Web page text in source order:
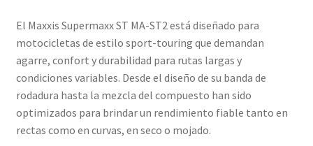
El Maxxis Supermaxx ST MA-ST2 está diseñado para
motocicletas de estilo sport-touring que demandan
agarre, confort y durabilidad para rutas largas y
condiciones variables. Desde el diseño de su banda de
rodadura hasta la mezcla del compuesto han sido
optimizados para brindar un rendimiento fiable tanto en
rectas como en curvas, en seco o mojado.